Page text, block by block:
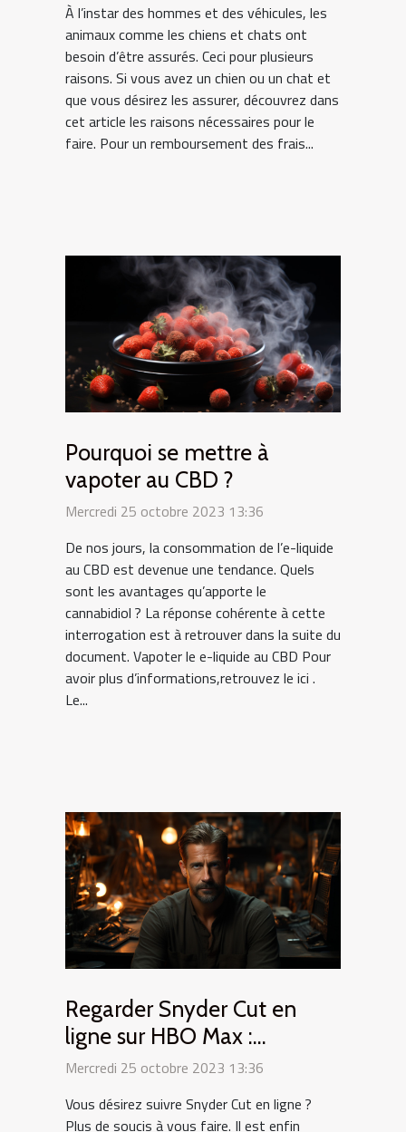
À l’instar des hommes et des véhicules, les
animaux comme les chiens et chats ont
besoin d’être assurés. Ceci pour plusieurs
raisons. Si vous avez un chien ou un chat et
que vous désirez les assurer, découvrez dans
cet article les raisons nécessaires pour le
faire. Pour un remboursement des frais...
Pourquoi se mettre à
vapoter au CBD ?
Mercredi 25 octobre 2023 13:36
De nos jours, la consommation de l’e-liquide
au CBD est devenue une tendance. Quels
sont les avantages qu’apporte le
cannabidiol ? La réponse cohérente à cette
interrogation est à retrouver dans la suite du
document. Vapoter le e-liquide au CBD Pour
avoir plus d’informations,retrouvez le ici .
Le...
Regarder Snyder Cut en
ligne sur HBO Max :
comment s’y prendre ?
Mercredi 25 octobre 2023 13:36
Vous désirez suivre Snyder Cut en ligne ?
Plus de soucis à vous faire. Il est enfin